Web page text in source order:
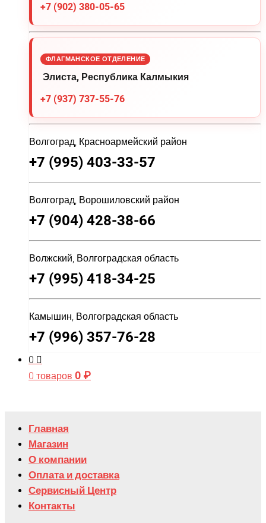
+7 (902) 380-05-65
ФЛАГМАНСКОЕ ОТДЕЛЕНИЕ
Элиста, Республика Калмыкия
+7 (937) 737-55-76
Волгоград, Красноармейский район
+7 (995) 403-33-57
Волгоград, Ворошиловский район
+7 (904) 428-38-66
Волжский, Волгоградская область
+7 (995) 418-34-25
Камышин, Волгоградская область
+7 (996) 357-76-28
0
0 товаров 0 ₽
Главная
Магазин
О компании
Оплата и доставка
Сервисный Центр
Контакты